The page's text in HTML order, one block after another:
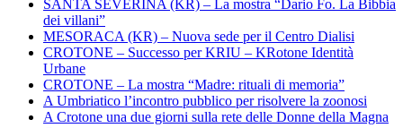
SANTA SEVERINA (KR) – La mostra “Dario Fo. La Bibbia
dei villani”
MESORACA (KR) – Nuova sede per il Centro Dialisi
CROTONE – Successo per KRIU – KRotone Identità
Urbane
CROTONE – La mostra “Madre: rituali di memoria”
A Umbriatico l’incontro pubblico per risolvere la zoonosi
A Crotone una due giorni sulla rete delle Donne della Magna